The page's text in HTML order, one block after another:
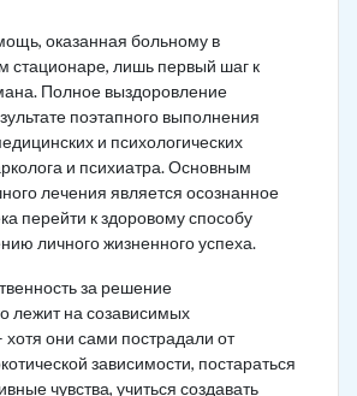
оказанная больному в
стационаре, лишь первый шаг к
Полное выздоровление
поэтапного выполнения
и психологических
и психиатра. Основным
лечения является осознанное
перейти к здоровому способу
личного жизненного успеха.
за решение
лежит на созависимых
хотя они сами пострадали от
зависимости, постараться
чувства, учиться создавать